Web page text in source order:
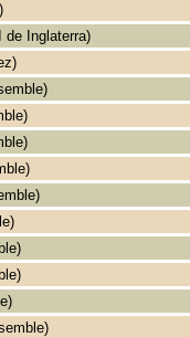
de Inglaterra)